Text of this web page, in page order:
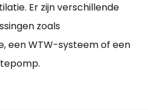
Er zijn verschillende
zoals
een WTW-systeem of een